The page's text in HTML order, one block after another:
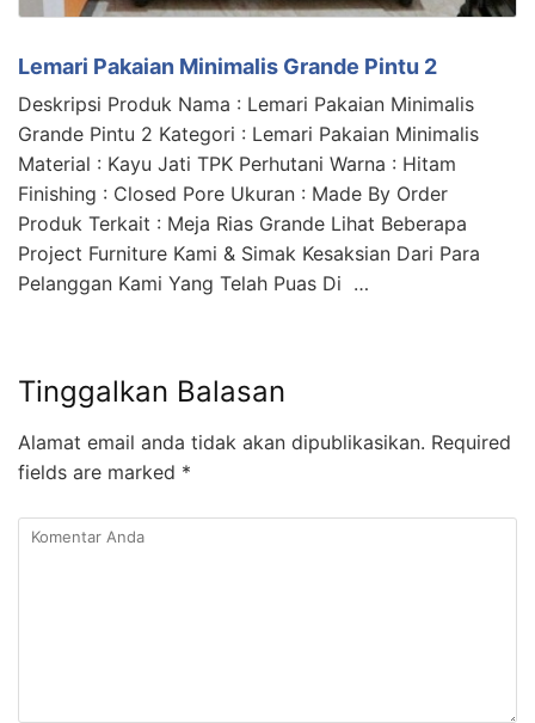
Lemari Pakaian Minimalis Grande Pintu 2
Deskripsi Produk Nama : Lemari Pakaian Minimalis
Grande Pintu 2 Kategori : Lemari Pakaian Minimalis
Material : Kayu Jati TPK Perhutani Warna : Hitam
Finishing : Closed Pore Ukuran : Made By Order
Produk Terkait : Meja Rias Grande Lihat Beberapa
Project Furniture Kami & Simak Kesaksian Dari Para
Pelanggan Kami Yang Telah Puas Di …
Tinggalkan Balasan
Alamat email anda tidak akan dipublikasikan. Required
fields are marked *